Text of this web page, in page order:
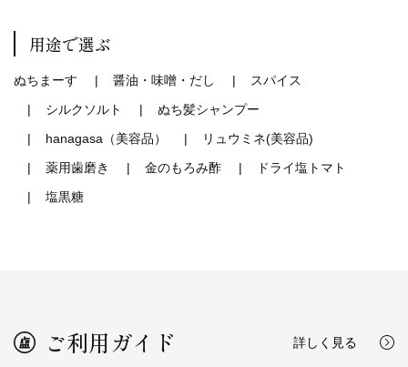
用途で選ぶ
ぬちまーす 醤油・味噌・だし
スパイス
シルクソルト
ぬち髪シャンプー
hanagasa（美容品）
リュウミネ(美容品)
薬用歯磨き
金のもろみ酢
ドライ塩トマト
塩黒糖
ご利用ガイド 詳しく見る